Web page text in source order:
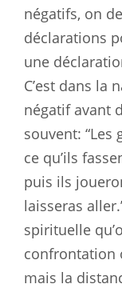
négatifs, on
déclarations
une
C’est dans la
négatif avant
souvent: “Les
ce qu’ils
puis ils
laisseras
spirituelle
confrontation
mais la